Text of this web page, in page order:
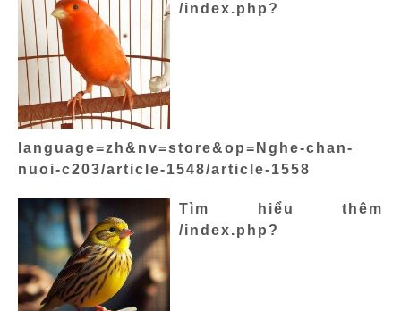
/index.php?
language=zh&nv=store&op=Nghe-chan-
nuoi-c203/article-1548/article-1558
Tìm hiểu thêm
/index.php?